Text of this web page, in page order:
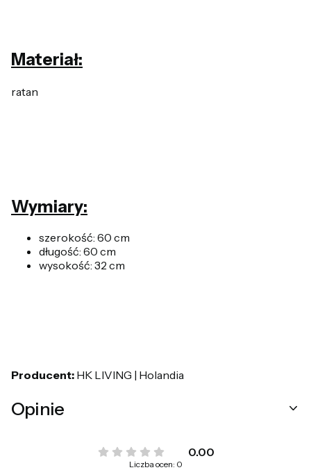
Materiał:
ratan
Wymiary:
szerokość: 60 cm
długość: 60 cm
wysokość: 32 cm
Producent: HK LIVING | Holandia
Opinie
0.00
Liczba ocen: 0